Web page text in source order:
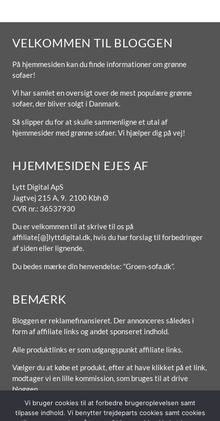
VELKOMMEN TIL BLOGGEN
På hjemmesiden kan du finde informationer om grønne
sofaer!
Vi har samlet en oversigt over de mest populære grønne
sofaer, der bliver solgt i Danmark.
Så slipper du for at skulle sammenligne et utal af
hjemmesider med grønne sofaer. Vi hjælper dig på vej!
HJEMMESIDEN EJES AF
Lytt Digital ApS
Jagtvej 215 A, 9. 2100 Kbh Ø
CVR nr.: 36537930
Du er velkommen til at skrive til os på
affiliate[@]lyttdigital.dk, hvis du har forslag til forbedringer
af siden eller lignende.
Du bedes mærke din henvendelse: “Groen-sofa.dk”.
BEMÆRK
Bloggen er reklamefinansieret. Der annonceres således i
form af affiliate links og andet sponseret indhold.
Alle produktlinks er som udgangspunkt affiliate links.
Vælger du at købe et produkt, efter at have klikket på et link,
modtager vi en lille kommission, som bruges til at drive
bloggen.
Vi bruger cookies til at forbedre brugeroplevelsen samt
tilpasse indhold. Vi benytter trejdeparts cookies samt cookies